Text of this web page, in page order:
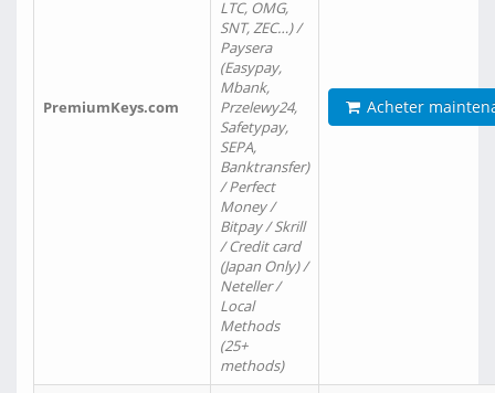
PremiumKeys.com
LTC, OMG,
SNT, ZEC…) /
Paysera
(Easypay,
Mbank,
Przelewy24,
Safetypay,
SEPA,
Banktransfer)
/ Perfect
Money /
Bitpay / Skrill
/ Credit card
(Japan Only) /
Neteller /
Local
Methods
(25+
methods)
Acheter